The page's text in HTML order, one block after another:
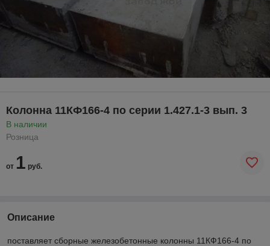
Колонна 11КФ166-4 по серии 1.427.1-3 вып. 3
В наличии
Розница
от 1 руб.
Описание
поставляет сборные железобетонные колонны 11КФ166-4 по